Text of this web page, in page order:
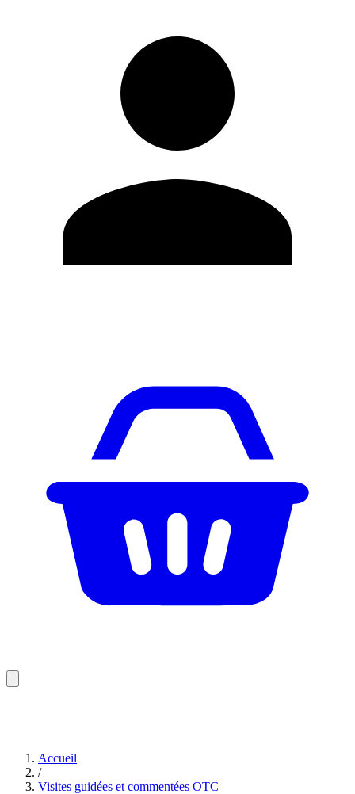
Accueil
/
Visites guidées et commentées OTC